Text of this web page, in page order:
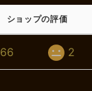
ショップの評価
66 2